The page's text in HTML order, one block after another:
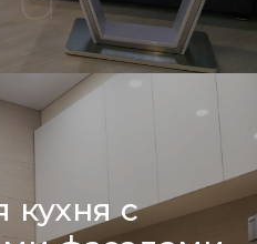
кухня с